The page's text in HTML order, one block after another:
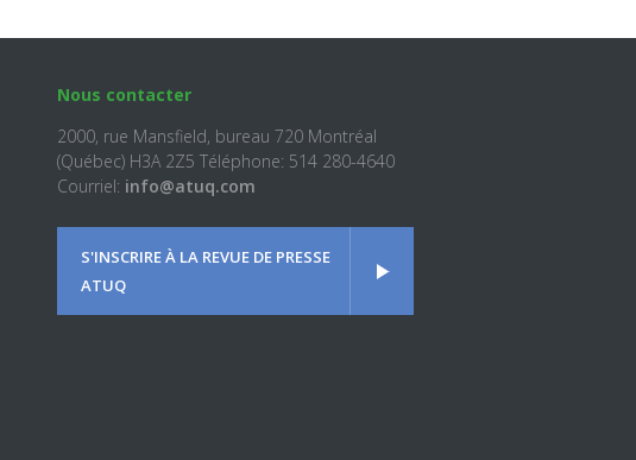
Nous contacter
2000, rue Mansfield, bureau 720 Montréal
(Québec) H3A 2Z5 Téléphone: 514 280-4640
Courriel: info@atuq.com
S'INSCRIRE À LA REVUE DE PRESSE
ATUQ